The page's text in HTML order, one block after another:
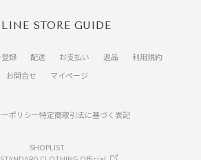
STORE GUIDE
録 配送 お支払い 返品
利用規約
お問合せ
マイページ
ポリシー特定商取引法に基づく表記
SHOPLIST